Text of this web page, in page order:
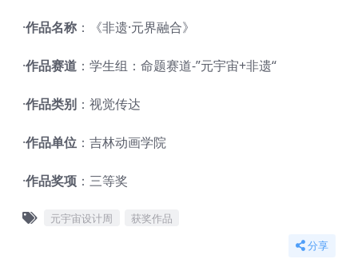
·作品名称 ：《非遗·元界融合》
·作品赛道 ：学生组：命题赛道-”元宇宙+非遗“
·作品类别 ：视觉传达
·作品单位 ：吉林动画学院
·作品奖项 ：三等奖
元宇宙设计周 获奖作品
分享